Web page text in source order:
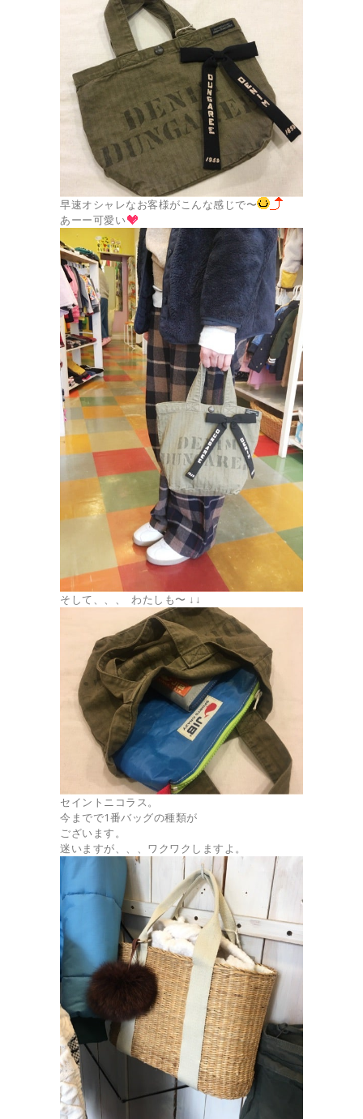
早速オシャレなお客様がこんな感じで〜
あーー可愛い
そして、、、 わたしも〜 ↓↓
セイントニコラス。
今までで1番バッグの種類が
ございます。
迷いますが、、、ワクワクしますよ。